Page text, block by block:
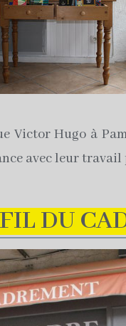
Victor Hugo à
avec leur
DU